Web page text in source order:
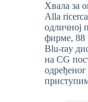
Хвала за
Alla
одличној
фирме, 88
Blu-ray
на CG
одређеног